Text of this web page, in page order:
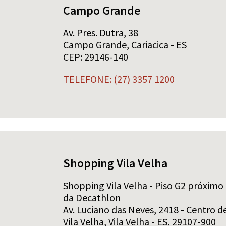
Campo Grande
Av. Pres. Dutra, 38
Campo Grande, Cariacica - ES
CEP: 29146-140
TELEFONE: (27) 3357 1200
Shopping Vila Velha
Shopping Vila Velha - Piso G2 próximo
da Decathlon
Av. Luciano das Neves, 2418 - Centro
Vila Velha, Vila Velha - ES, 29107-900